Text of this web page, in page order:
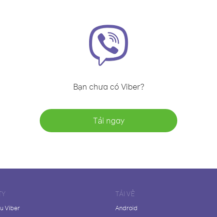
Bạn chưa có Viber?
Tải ngay
Viber
TẢI VỀ
Android